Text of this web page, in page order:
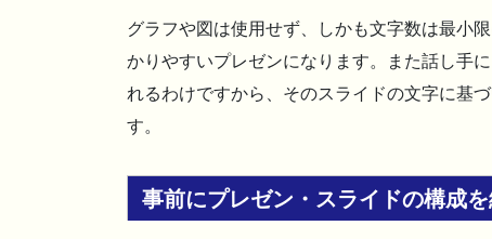
グラフや図は使用せず、しかも文字数は最小
かりやすいプレゼンになります。また話し手
れるわけですから、そのスライドの文字に基
す。
事前にプレゼン・スライドの構成